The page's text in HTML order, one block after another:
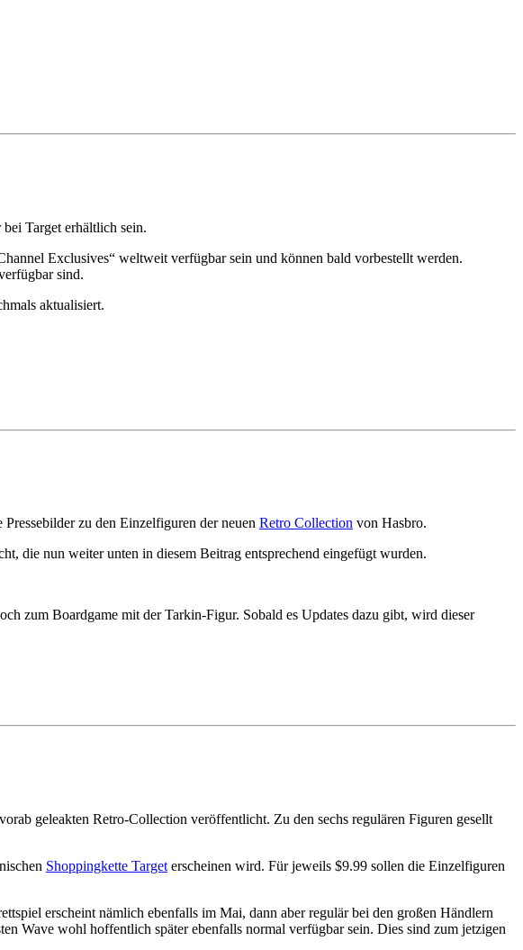
Target erhältlich sein.
Exclusives“ weltweit verfügbar sein und können bald vorbestellt werden.
sind.
aktualisiert.
zu den Einzelfiguren der neuen Retro Collection von Hasbro.
die nun weiter unten in diesem Beitrag entsprechend eingefügt wurden.
zum Boardgame mit der Tarkin-Figur. Sobald es Updates dazu gibt, wird dieser
geleakten Retro-Collection veröffentlicht. Zu den sechs regulären Figuren gesellt
Shoppingkette Target erscheinen wird. Für jeweils $9.99 sollen die Einzelfiguren
erscheint nämlich ebenfalls im Mai, dann aber regulär bei den großen Händlern
Wave wohl hoffentlich später ebenfalls normal verfügbar sein. Dies sind zum jetzigen